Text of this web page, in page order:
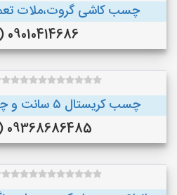
چسب کاشی گروت،ملات
09010414686 (یاسوج)
چسب کریستال ۵ سانت و چسب قطره ای غفاری
09368686485 (کرمانشاه )